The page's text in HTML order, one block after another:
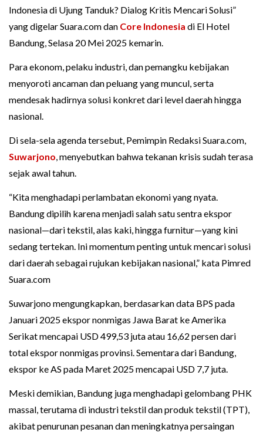
Indonesia di Ujung Tanduk? Dialog Kritis Mencari Solusi”
yang digelar Suara.com dan Core Indonesia di El Hotel
Bandung, Selasa 20 Mei 2025 kemarin.
Para ekonom, pelaku industri, dan pemangku kebijakan
menyoroti ancaman dan peluang yang muncul, serta
mendesak hadirnya solusi konkret dari level daerah hingga
nasional.
Di sela-sela agenda tersebut, Pemimpin Redaksi Suara.com,
Suwarjono, menyebutkan bahwa tekanan krisis sudah terasa
sejak awal tahun.
“Kita menghadapi perlambatan ekonomi yang nyata.
Bandung dipilih karena menjadi salah satu sentra ekspor
nasional—dari tekstil, alas kaki, hingga furnitur—yang kini
sedang tertekan. Ini momentum penting untuk mencari solusi
dari daerah sebagai rujukan kebijakan nasional,” kata Pimred
Suara.com
Suwarjono mengungkapkan, berdasarkan data BPS pada
Januari 2025 ekspor nonmigas Jawa Barat ke Amerika
Serikat mencapai USD 499,53 juta atau 16,62 persen dari
total ekspor nonmigas provinsi. Sementara dari Bandung,
ekspor ke AS pada Maret 2025 mencapai USD 7,7 juta.
Meski demikian, Bandung juga menghadapi gelombang PHK
massal, terutama di industri tekstil dan produk tekstil (TPT),
akibat penurunan pesanan dan meningkatnya persaingan